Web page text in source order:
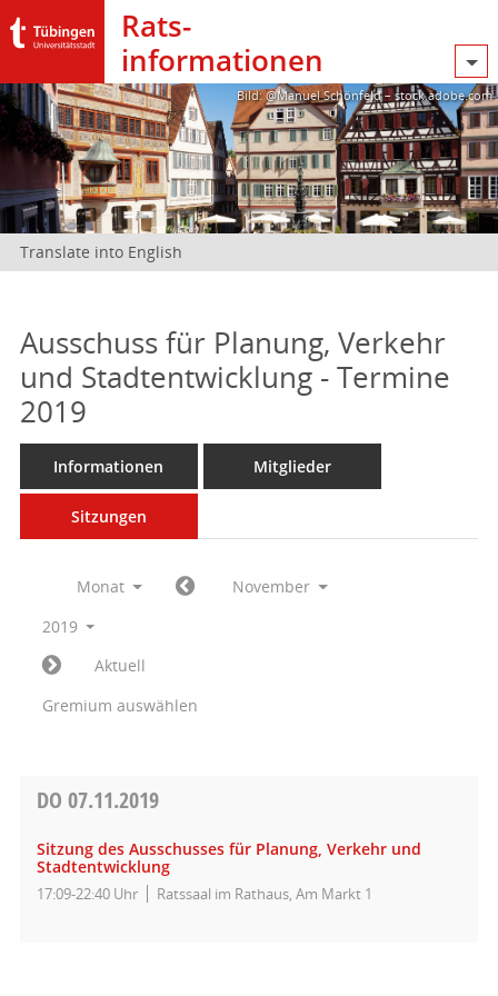
Rats­
informationen
Bild: @Manuel Schönfeld – stock.adobe.com
Translate into English
Ausschuss für Planung, Verkehr
und Stadtentwicklung - Termine
2019
Informationen Mitglieder
Sitzungen
Monat
November
2019
Aktuell
Gremium auswählen
DO 07.11.2019
Sitzung des Ausschusses für Planung, Verkehr und
Stadtentwicklung
17:09-22:40 Uhr Ratssaal im Rathaus, Am Markt 1